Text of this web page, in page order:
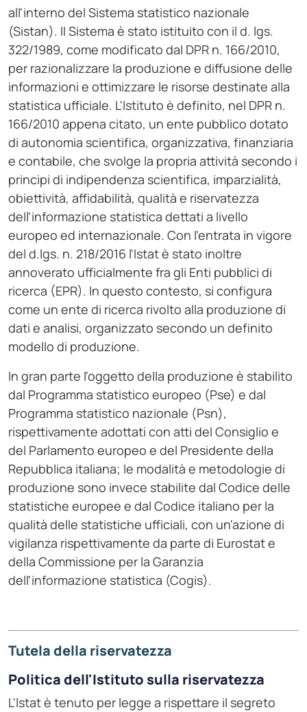
all'interno del Sistema statistico nazionale
(Sistan). Il Sistema è stato istituito con il d. lgs.
322/1989, come modificato dal DPR n. 166/2010,
per razionalizzare la produzione e diffusione delle
informazioni e ottimizzare le risorse destinate alla
statistica ufficiale. L'Istituto è definito, nel DPR n.
166/2010 appena citato, un ente pubblico dotato
di autonomia scientifica, organizzativa, finanziaria
e contabile, che svolge la propria attività secondo i
principi di indipendenza scientifica, imparzialità,
obiettività, affidabilità, qualità e riservatezza
dell'informazione statistica dettati a livello
europeo ed internazionale. Con l'entrata in vigore
del d.lgs. n. 218/2016 l'Istat è stato inoltre
annoverato ufficialmente fra gli Enti pubblici di
ricerca (EPR). In questo contesto, si configura
come un ente di ricerca rivolto alla produzione di
dati e analisi, organizzato secondo un definito
modello di produzione.
In gran parte l'oggetto della produzione è stabilito
dal Programma statistico europeo (Pse) e dal
Programma statistico nazionale (Psn),
rispettivamente adottati con atti del Consiglio e
del Parlamento europeo e del Presidente della
Repubblica italiana; le modalità e metodologie di
produzione sono invece stabilite dal Codice delle
statistiche europee e dal Codice italiano per la
qualità delle statistiche ufficiali, con un'azione di
vigilanza rispettivamente da parte di Eurostat e
della Commissione per la Garanzia
dell'informazione statistica (Cogis).
Tutela della riservatezza
Politica dell'Istituto sulla riservatezza
L'Istat è tenuto per legge a rispettare il segreto